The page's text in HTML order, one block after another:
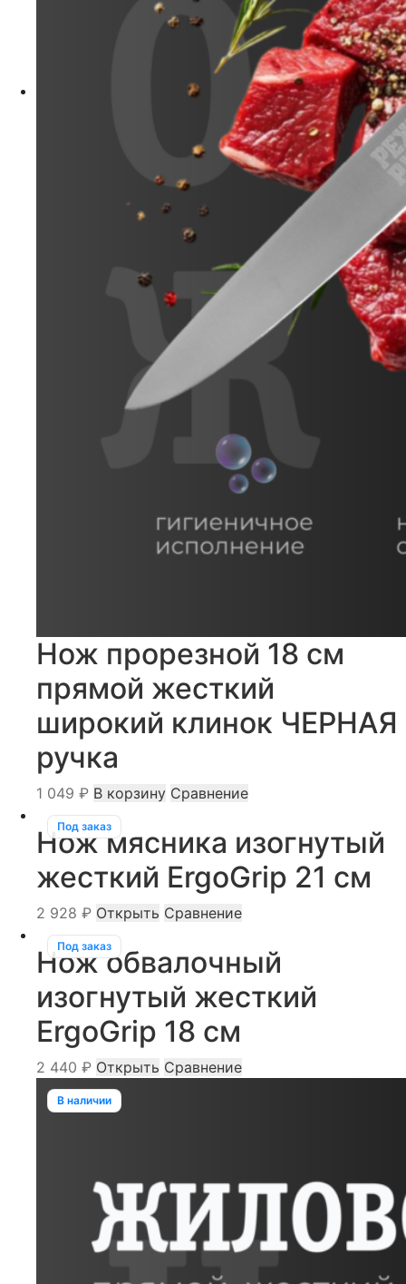
Нож прорезной 18 см
прямой жесткий
широкий клинок ЧЕРНАЯ
ручка
1 049 ₽ В корзину Сравнение
Под заказ
Нож мясника изогнутый
жесткий ErgoGrip 21 см
2 928 ₽ Открыть Сравнение
Под заказ
Нож обвалочный
изогнутый жесткий
ErgoGrip 18 см
2 440 ₽ Открыть Сравнение
В наличии